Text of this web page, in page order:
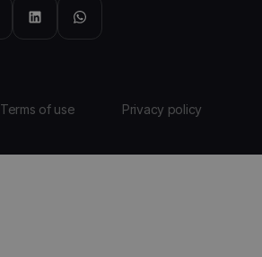
Terms of use Privacy policy